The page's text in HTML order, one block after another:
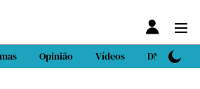
Opinião Vídeos DN Sport